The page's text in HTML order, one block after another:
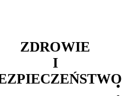
ZDROWIE
I